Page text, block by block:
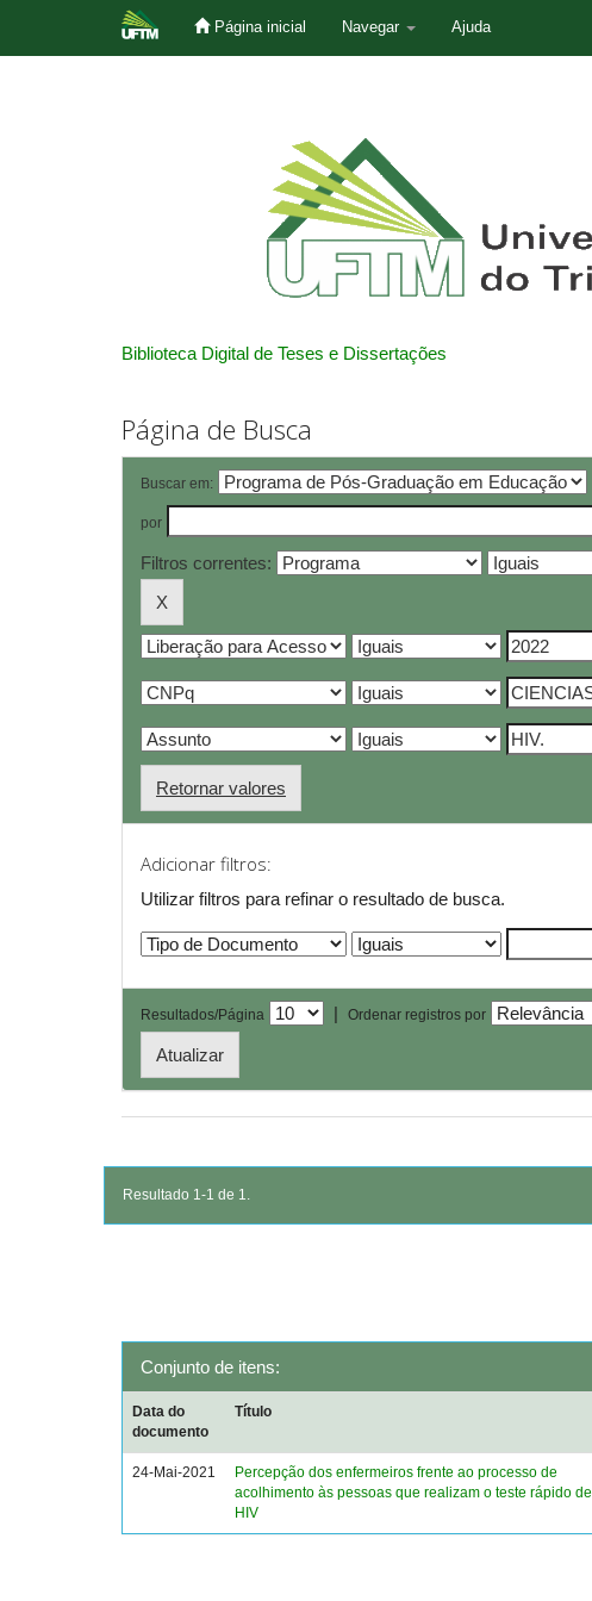
Página inicial Navegar Ajuda
Biblioteca Digital de Teses e Dissertações
Página de Busca
Buscar em:
por
Filtros correntes:
Retornar valores
Adicionar filtros:
Utilizar filtros para refinar o resultado de busca.
Resultados/Página | Ordenar registros por
Resultado 1-1 de 1.
Conjunto de itens:
Data do
documento
Título
24-Mai-2021
Percepção dos enfermeiros frente ao processo de
acolhimento às pessoas que realizam o teste rápido de
HIV